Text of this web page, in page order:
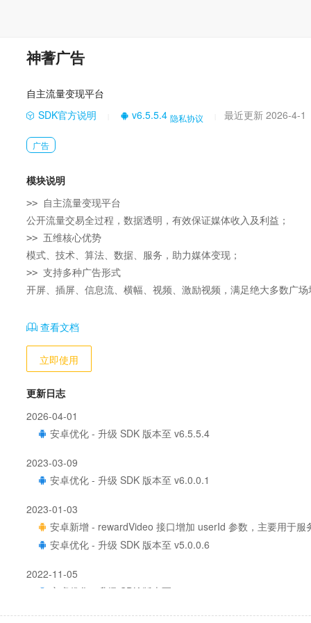
神蓍广告
自主流量变现平台
SDK官方说明
v6.5.5.4 隐私协议 最近更新 2026-4-1
广告
模块说明
>> 自主流量变现平台
公开流量交易全过程，数据透明，有效保证媒体收入及利益；
>> 五维核心优势
模式、技术、算法、数据、服务，助力媒体变现；
>> 支持多种广告形式
开屏、插屏、信息流、横幅、视频、激励视频，满足绝大多数广场
查看文档
立即使用
更新日志
2026-04-01
安卓优化 - 升级 SDK 版本至 v6.5.5.4
2023-03-09
安卓优化 - 升级 SDK 版本至 v6.0.0.1
2023-01-03
安卓新增 - rewardVideo 接口增加 userId 参数，主要用于服
安卓优化 - 升级 SDK 版本至 v5.0.0.6
2022-11-05
安卓优化 - 升级 SDK 版本至 v4.8.0.4
2022-04-25